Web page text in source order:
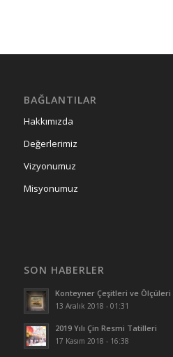
BAĞLANTILAR
Hakkımızda
Değerlerimiz
Vizyonumuz
Misyonumuz
SON HABERLER
Konteyner Çeşitleri ve Ölçüleri
13 Aralık 2018 - 01:31
2019 Yılı Çin Resmi Tatilleri
17 Kasım 2018 - 16:38